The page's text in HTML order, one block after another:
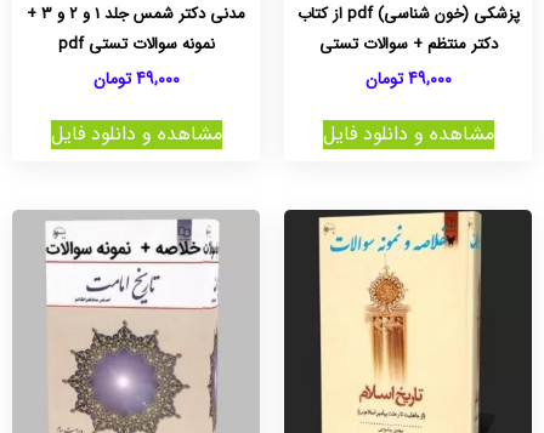
پزشکی (خون شناسی) pdf از کتاب
دکتر منتظم + سوالات تستی
49,000 تومان
مشاهده و دانلود فایل
مدنی دکتر شمس جلد 1 و 2 و 3 +
نمونه سوالات تستی pdf
49,000 تومان
مشاهده و دانلود فایل